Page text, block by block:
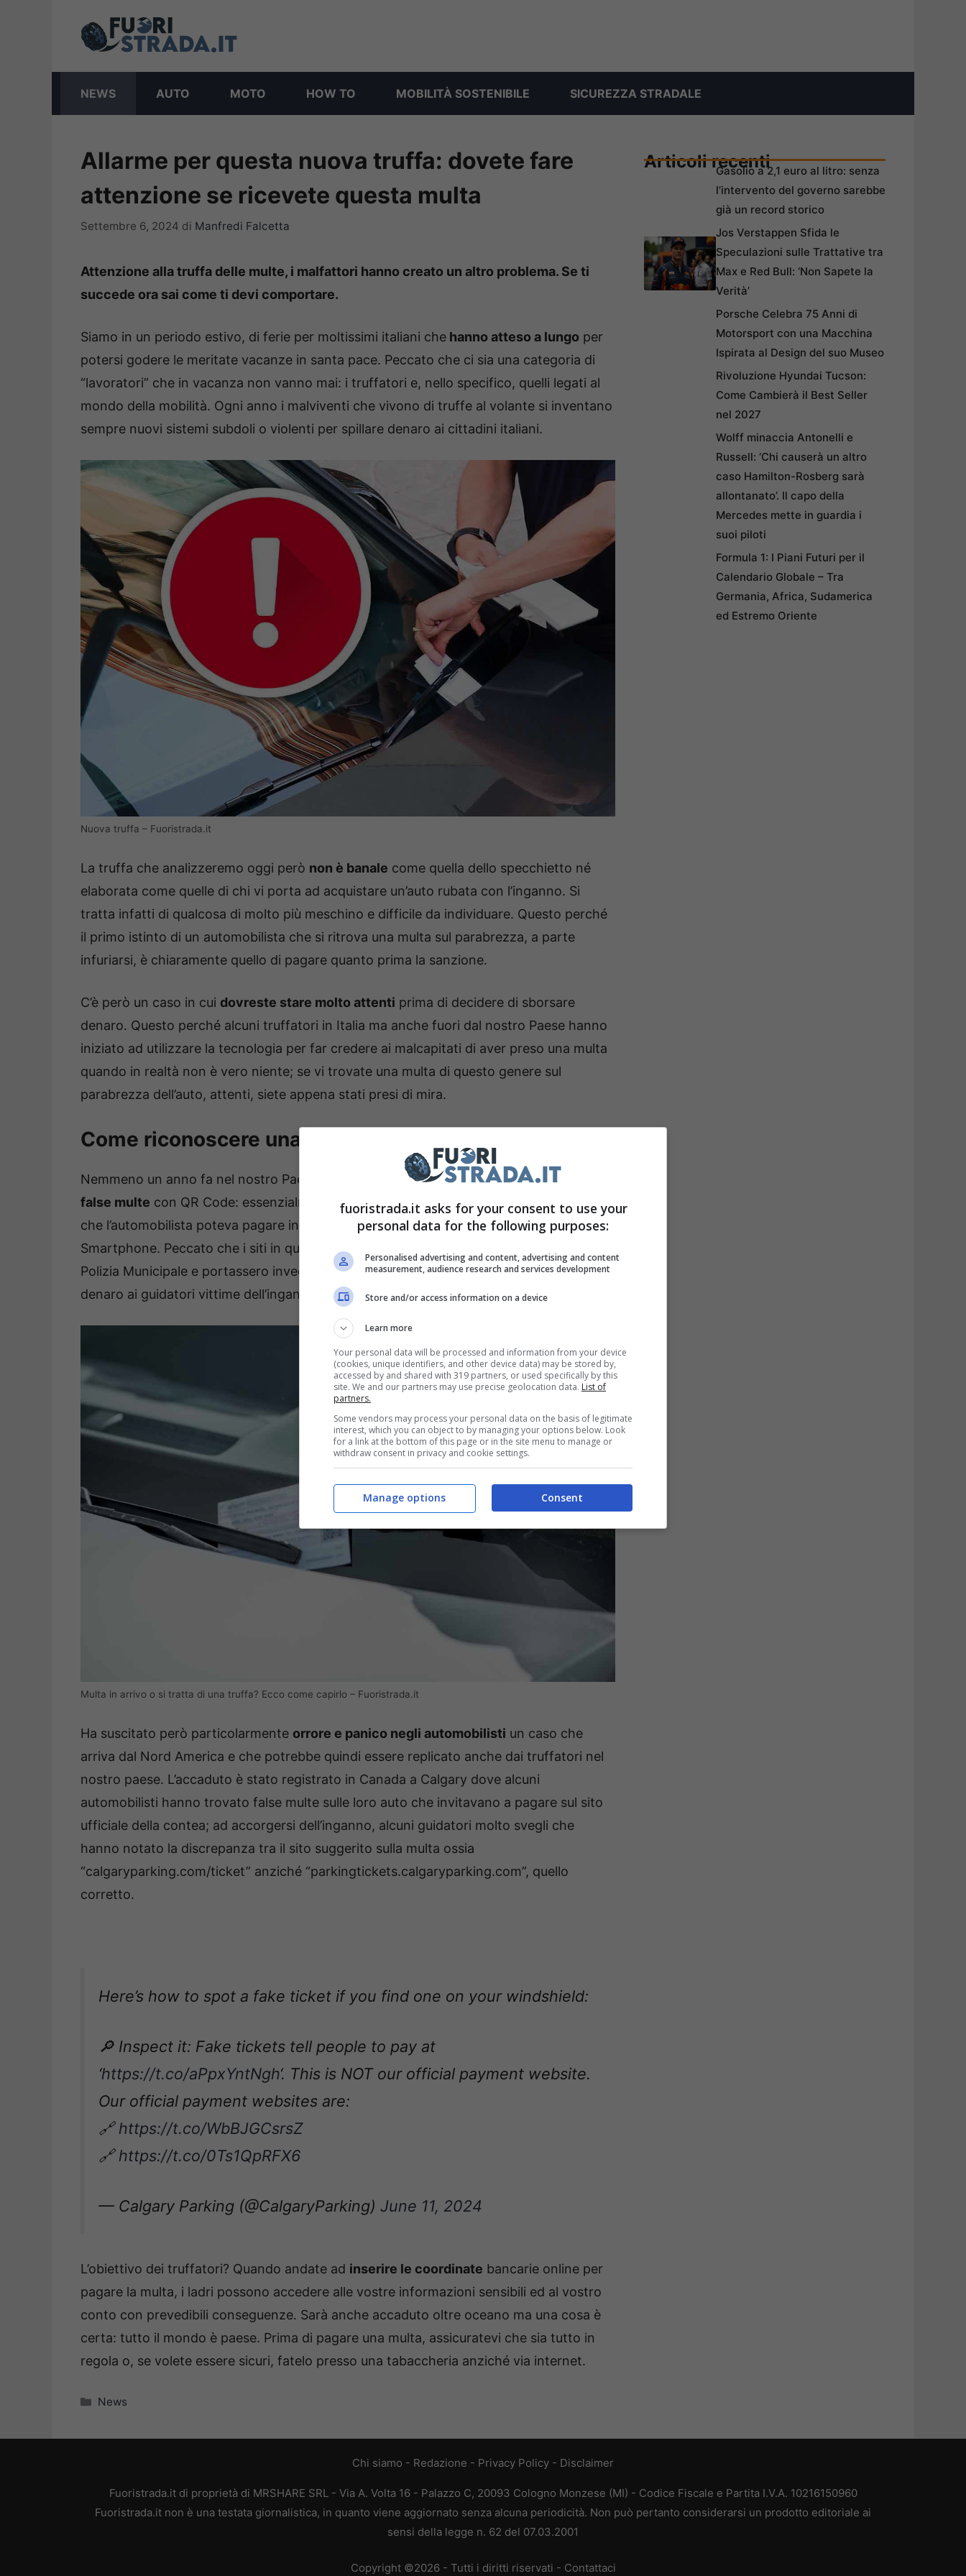
NEWS AUTO MOTO HOW TO MOBILITÀ SOSTENIBILE SICUREZZA STRADALE
Allarme per questa nuova truffa: dovete fare
attenzione se ricevete questa multa
Settembre 6, 2024 di Manfredi Falcetta
Attenzione alla truffa delle multe, i malfattori hanno creato un altro problema. Se ti
succede ora sai come ti devi comportare.
Siamo in un periodo estivo, di ferie per moltissimi italiani che hanno atteso a lungo per
potersi godere le meritate vacanze in santa pace. Peccato che ci sia una categoria di
“lavoratori” che in vacanza non vanno mai: i truffatori e, nello specifico, quelli legati al
mondo della mobilità. Ogni anno i malviventi che vivono di truffe al volante si inventano
sempre nuovi sistemi subdoli o violenti per spillare denaro ai cittadini italiani.
Nuova truffa – Fuoristrada.it
La truffa che analizzeremo oggi però non è banale come quella dello specchietto né
elaborata come quelle di chi vi porta ad acquistare un’auto rubata con l’inganno. Si
tratta infatti di qualcosa di molto più meschino e difficile da individuare. Questo perché
il primo istinto di un automobilista che si ritrova una multa sul parabrezza, a parte
infuriarsi, è chiaramente quello di pagare quanto prima la sanzione.
C’è però un caso in cui dovreste stare molto attenti prima di decidere di sborsare
denaro. Questo perché alcuni truffatori in Italia ma anche fuori dal nostro Paese hanno
iniziato ad utilizzare la tecnologia per far credere ai malcapitati di aver preso una multa
quando in realtà non è vero niente; se vi trovate una multa di questo genere sul
parabrezza dell’auto, attenti, siete appena stati presi di mira.
Come riconoscere una falsa multa
Nemmeno un anno fa nel nostro Paese le autorità hanno lanciato l’allarmeriguardo le
false multe con QR Code: essenzialmente si trattava di finti ticket di presunte infrazioni
che l’automobilista poteva pagare inquadrando l’apposito codice con il proprio
Smartphone. Peccato che i siti in questione non fossero legati assolutamente alla
Polizia Municipale e portassero invece ad elaborati “scam” per rubare dati sensibili e
denaro ai guidatori vittime dell’inganno.
Multa in arrivo o si tratta di una truffa? Ecco come capirlo – Fuoristrada.it
Ha suscitato però particolarmente orrore e panico negli automobilisti un caso che
arriva dal Nord America e che potrebbe quindi essere replicato anche dai truffatori nel
nostro paese. L’accaduto è stato registrato in Canada a Calgary dove alcuni
automobilisti hanno trovato false multe sulle loro auto che invitavano a pagare sul sito
ufficiale della contea; ad accorgersi dell’inganno, alcuni guidatori molto svegli che
hanno notato la discrepanza tra il sito suggerito sulla multa ossia
“calgaryparking.com/ticket” anziché “parkingtickets.calgaryparking.com”, quello
corretto.
Here’s how to spot a fake ticket if you find one on your windshield:
🔎 Inspect it: Fake tickets tell people to pay at
‘https://t.co/aPpxYntNgh‘. This is NOT our official payment website.
Our official payment websites are:
🔗https://t.co/WbBJGCsrsZ
🔗https://t.co/0Ts1QpRFX6
— Calgary Parking (@CalgaryParking) June 11, 2024
L’obiettivo dei truffatori? Quando andate ad inserire le coordinate bancarie online per
pagare la multa, i ladri possono accedere alle vostre informazioni sensibili ed al vostro
conto con prevedibili conseguenze. Sarà anche accaduto oltre oceano ma una cosa è
certa: tutto il mondo è paese. Prima di pagare una multa, assicuratevi che sia tutto in
regola o, se volete essere sicuri, fatelo presso una tabaccheria anziché via internet.
Categorie
News
Articoli recentiGasolio a 2,1 euro al litro: senza
l’intervento del governo sarebbe
già un record storico
Jos Verstappen Sfida le
Speculazioni sulle Trattative tra
Max e Red Bull: ‘Non Sapete la
Verità’
Porsche Celebra 75 Anni di
Motorsport con una Macchina
Ispirata al Design del suo Museo
Rivoluzione Hyundai Tucson:
Come Cambierà il Best Seller
nel 2027
Wolff minaccia Antonelli e
Russell: ‘Chi causerà un altro
caso Hamilton-Rosberg sarà
allontanato’. Il capo della
Mercedes mette in guardia i
suoi piloti
Formula 1: I Piani Futuri per il
Calendario Globale – Tra
Germania, Africa, Sudamerica
ed Estremo Oriente
Chi siamo - Redazione - Privacy Policy - Disclaimer
Fuoristrada.it di proprietà di MRSHARE SRL - Via A. Volta 16 - Palazzo C, 20093 Cologno Monzese (MI) - Codice Fiscale e Partita I.V.A. 10216150960
Fuoristrada.it non è una testata giornalistica, in quanto viene aggiornato senza alcuna periodicità. Non può pertanto considerarsi un prodotto editoriale ai
sensi della legge n. 62 del 07.03.2001
Copyright ©2026 - Tutti i diritti riservati - Contattaci
fuoristrada.it asks for your consent to use your
personal data for the following purposes:
Personalised advertising and content, advertising and content
measurement, audience research and services development
Store and/or access information on a device
Learn more
Your personal data will be processed and information from your device
(cookies, unique identifiers, and other device data) may be stored by,
accessed by and shared with 319 partners, or used specifically by this
site. We and our partners may use precise geolocation data. List of
partners.
Some vendors may process your personal data on the basis of legitimate
interest, which you can object to by managing your options below. Look
for a link at the bottom of this page or in the site menu to manage or
withdraw consent in privacy and cookie settings.
Consent
Manage options